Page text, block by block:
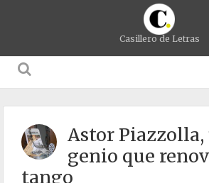
Casillero de Letras
Astor Piazzolla,
genio que
tango